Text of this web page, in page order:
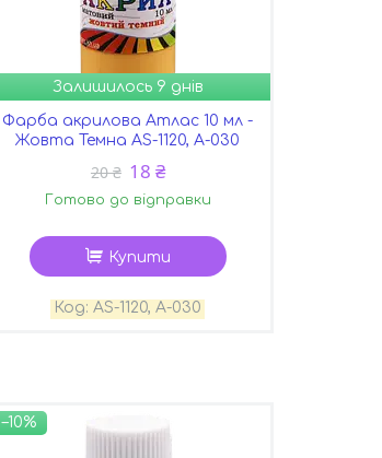
Залишилось 9 днів
Фарба акрилова Атлас 10 мл -
Жовта Темна AS-1120, А-030
20 ₴ 18 ₴
Готово до відправки
Купити
AS-1120, А-030
–10%